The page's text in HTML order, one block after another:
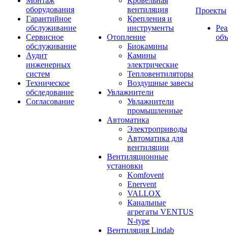
оборудования
Гарантийное
обслуживание
Сервисное
обслуживание
Аудит
инженерных
систем
Техническое
обследование
Согласование
вентиляция
Крепления и
инструменты
Отопление
Биокамины
Камины
электрические
Тепловентиляторы
Воздушные завесы
Увлажнители
Увлажнители
промышленные
Автоматика
Электроприводы
Автоматика для
вентиляции
Вентиляционные
установки
Komfovent
Enervent
VALLOX
Канальные
агрегаты VENTUS
N-type
Вентиляция Lindab
Проекты